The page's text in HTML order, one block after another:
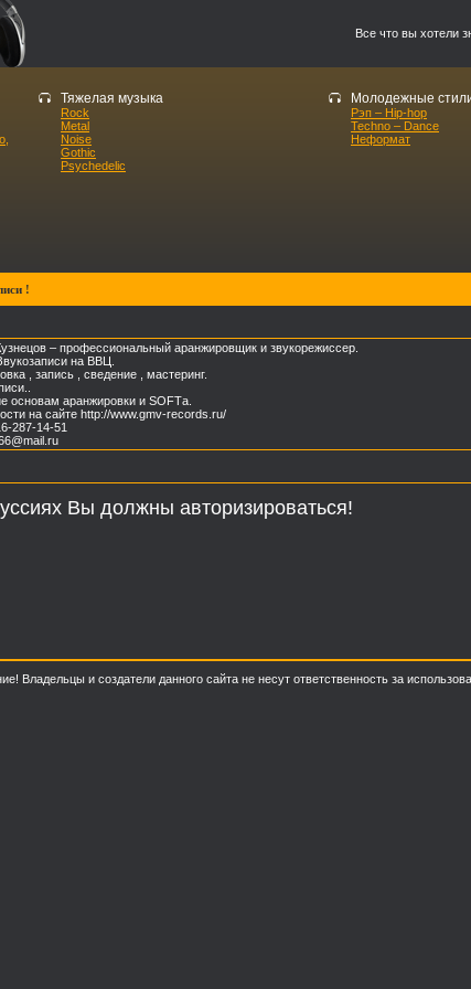
Все что вы хотели
Тяжелая музыка
Rock
Metal
Noise
Gothic
Psychedelic
Молодежные
Рэп – Hip-hop
Techno – Dance
Неформат
!
– профессиональный аранжировщик и звукорежиссер.
на ВВЦ.
, запись , сведение , мастеринг.
основам аранжировки и SOFTа.
на сайте http://www.gmv-records.ru/
287-14-51
Вы должны авторизироваться!
Владельцы и создатели данного сайта не несут ответственность за